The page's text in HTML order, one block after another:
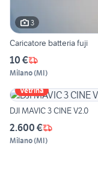
3
Caricatore batteria fuji
10 €
Milano(MI)
Vetrina
DJI MAVIC 3 CINE V2.0
2.600 €
Milano(MI)